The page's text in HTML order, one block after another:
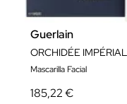
Guerlain
ORCHIDÉE
Mascarilla Facial
185,22 €